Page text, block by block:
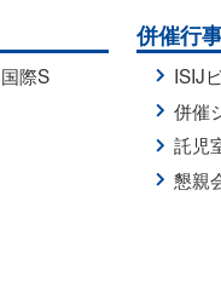
国際S
併催行
ISIJ
併催
託児
懇親